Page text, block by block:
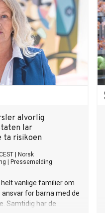
alvorlig
lar
risikoen
Norsk
Pressemelding
vanlige familier om
for barna med de
Samtidig har de